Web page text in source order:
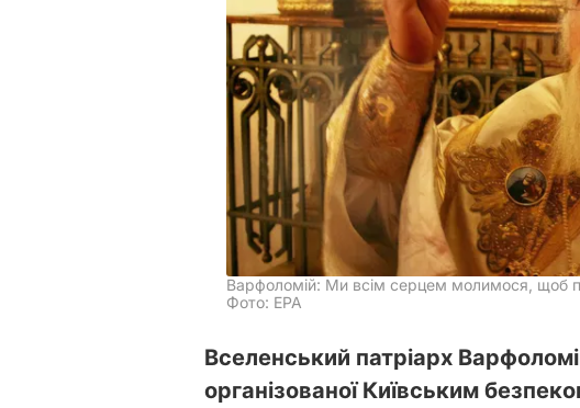
Варфоломій: Ми всім серцем молимося, щоб
Фото: ЕРА
Вселенський патріарх
організованої Київським